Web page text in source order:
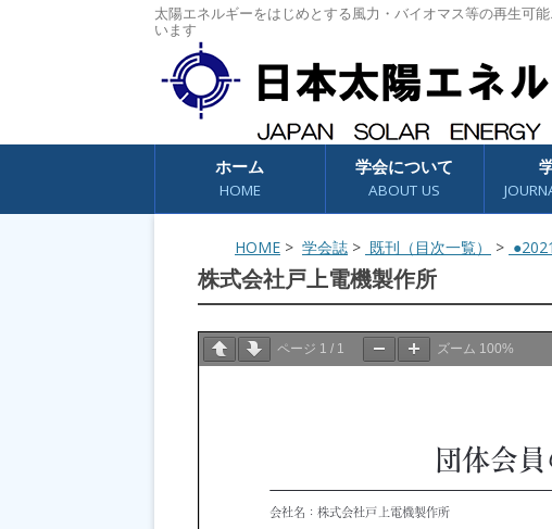
太陽エネルギーをはじめとする風力・バイオマス等の再生可
います
コンテンツへスキップ
ホーム
HOME
学会について
ABOUT US
HOME > 学会誌 > 既刊（目次一覧） >
株式会社戸上電機製作所
ページ 1 / 1 ズーム 100%